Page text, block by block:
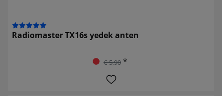
Radiomaster TX16s yedek anten
€ 5,90*